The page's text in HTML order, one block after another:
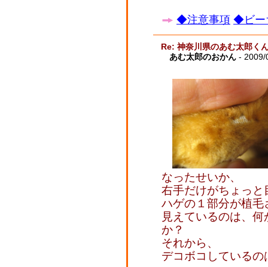
◆注意事項 ◆ビー
Re: 神奈川県のあむ太郎く
あむ太郎のおかん -
なったせいか、
右手だけがちょっ
ハゲの１部分が植
見えているのは、
か？
それから、
デコボコしている